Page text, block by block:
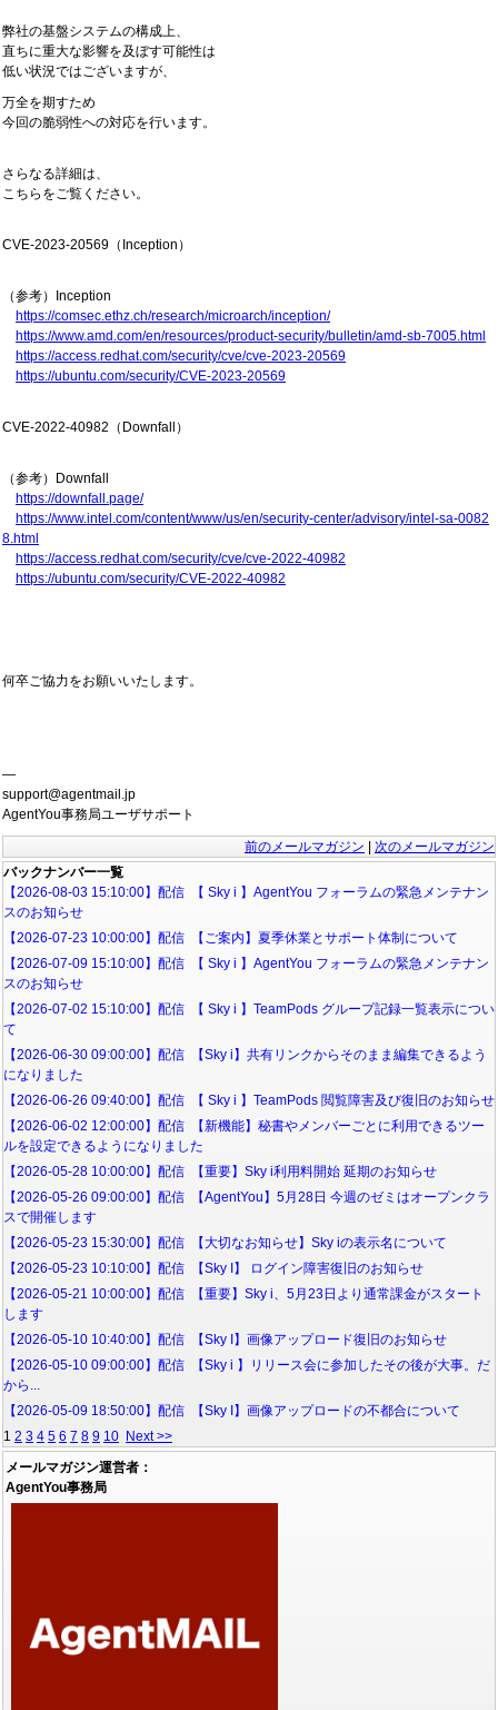
弊社の基盤システムの構成上、
直ちに重大な影響を及ぼす可能性は
低い状況ではございますが、
万全を期すため
今回の脆弱性への対応を行います。
さらなる詳細は、
こちらをご覧ください。
CVE-2023-20569（Inception）
（参考）Inception
https://comsec.ethz.ch/research/microarch/inception/
https://www.amd.com/en/resources/product-security/bulletin/amd-sb-7005.html
https://access.redhat.com/security/cve/cve-2023-20569
https://ubuntu.com/security/CVE-2023-20569
CVE-2022-40982（Downfall）
（参考）Downfall
https://downfall.page/
https://www.intel.com/content/www/us/en/security-center/advisory/intel-sa-0082
8.html
https://access.redhat.com/security/cve/cve-2022-40982
https://ubuntu.com/security/CVE-2022-40982
何卒ご協力をお願いいたします。
—
support@agentmail.jp
AgentYou事務局ユーザサポート
前のメールマガジン
次のメールマガジン
バックナンバー一覧
【2026-08-03 15:10:00】配信 【 Sky i 】AgentYou フォーラムの緊急メンテナン
スのお知らせ
【2026-07-23 10:00:00】配信 【ご案内】夏季休業とサポート体制について
【2026-07-09 15:10:00】配信 【 Sky i 】AgentYou フォーラムの緊急メンテナン
スのお知らせ
【2026-07-02 15:10:00】配信 【 Sky i 】TeamPods グループ記録一覧表示につい
て
【2026-06-30 09:00:00】配信 【Sky i】共有リンクからそのまま編集できるよう
になりました
【2026-06-26 09:40:00】配信 【 Sky i 】TeamPods 閲覧障害及び復旧のお知らせ
【2026-06-02 12:00:00】配信 【新機能】秘書やメンバーごとに利用できるツー
ルを設定できるようになりました
【2026-05-28 10:00:00】配信 【重要】Sky i利用料開始 延期のお知らせ
【2026-05-26 09:00:00】配信 【AgentYou】5月28日 今週のゼミはオープンクラ
スで開催します
【2026-05-23 15:30:00】配信 【大切なお知らせ】Sky iの表示名について
【2026-05-23 10:10:00】配信 【Sky I】 ログイン障害復旧のお知らせ
【2026-05-21 10:00:00】配信 【重要】Sky i、5月23日より通常課金がスタート
します
【2026-05-10 10:40:00】配信 【Sky I】画像アップロード復旧のお知らせ
【2026-05-10 09:00:00】配信 【Sky i 】リリース会に参加したその後が大事。だ
から...
【2026-05-09 18:50:00】配信 【Sky I】画像アップロードの不都合について
1 2 3 4 5 6 7 8 9 10 Next >>
メールマガジン運営者：
AgentYou事務局